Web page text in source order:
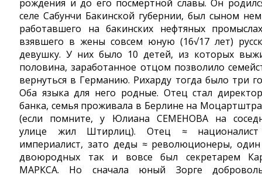
рождения и до его посмертной славы. Он
селе Сабунчи Бакинской губернии, был сыном
работавшего на бакинских нефтяных
взявшего в жены совсем юную (16√17 лет)
девушку. У них было 10 детей, из которых
половина, заработанное отцом позволило
вернуться в Германию. Рихарду тогда было три
Оба языка для него родные. Отец стал
банка, семья проживала в Берлине на
(если помните, у Юлиана СЕМЕНОВА на
улице жил Штирлиц). Отец ≈
империалист, зато деды ≈ революционеры,
двоюродных так и вовсе был секретарем
МАРКСА. Но сначала юный Зорге